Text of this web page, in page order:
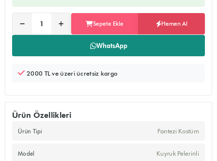
Adet:
− + Sepete Ekle Hemen Al
WhatsApp
Ürünü sepete ekler, alışverişe devam edebilirsiniz
Doğrudan ödeme sayfasına yönlendirir
2000 TL ve üzeri ücretsiz kargo
Ürün Özellikleri
Ürün Tipi Fantezi Kostüm
Model Kuyruk Pelerinli